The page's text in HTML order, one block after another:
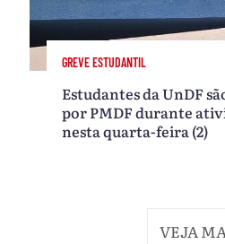
GREVE ESTUDANTIL
Estudantes da UnDF
por PMDF durante
nesta quarta-feira (2)
VEJA